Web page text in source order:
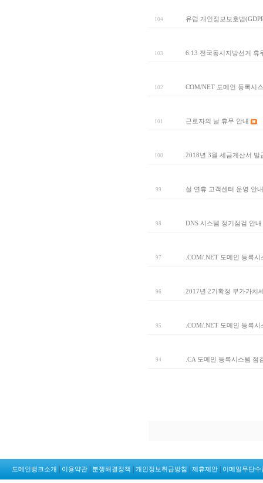
104 유럽 개인정보보호법
103 6.13 전국동시지방선거 휴
102 COM/NET 도메인 등록시
101 근로자의 날 휴무 안내
100 2018년 3월 세금계산서 발
99 설 연휴 고객센터 운영 안
98 DNS 시스템 정기점검 안내
97 .COM/.NET 도메인 등록
96 2017년 2기확정 부가가치
95 .COM/.NET 도메인 등록
94 .CA 도메인 등록시스템 점
도메인뱅크소개 이용약관 분쟁해결정책 개인정보취급방침 제휴제안 이메일무단수